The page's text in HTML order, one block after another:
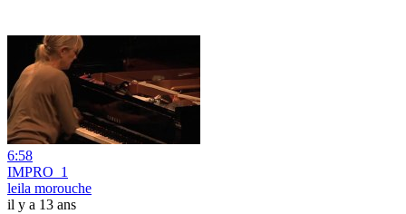
6:58
IMPRO_1
leila morouche
il y a 13 ans